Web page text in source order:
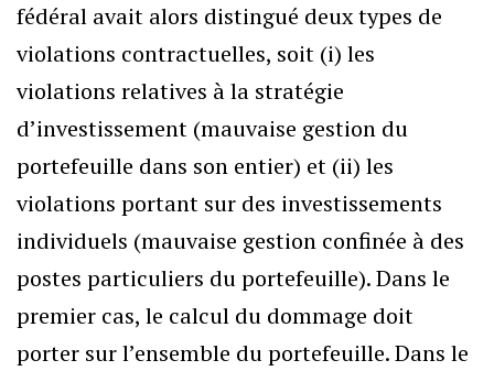
fédéral avait alors distingué deux types de
violations contractuelles, soit (i) les
violations relatives à la stratégie
d’investissement (mauvaise gestion du
portefeuille dans son entier) et (ii) les
violations portant sur des investissements
individuels (mauvaise gestion confinée à des
postes particuliers du portefeuille). Dans le
premier cas, le calcul du dommage doit
porter sur l’ensemble du portefeuille. Dans le